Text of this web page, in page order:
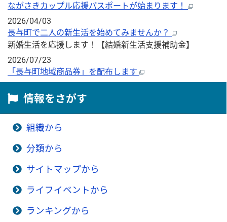
ながさきカップル応援パスポートが始まります！
2026/04/03
長与町で二人の新生活を始めてみませんか？
新婚生活を応援します！【結婚新生活支援補助金】
2026/07/23
「長与町地域商品券」を配布します
情報をさがす
組織から
分類から
サイトマップから
ライフイベントから
ランキングから